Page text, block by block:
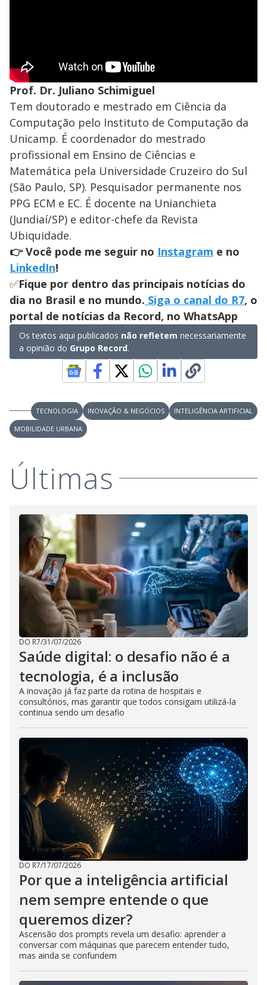
Prof. Dr. Juliano Schimiguel
Tem doutorado e mestrado em Ciência da
Computação pelo Instituto de Computação da
Unicamp. É coordenador do mestrado
profissional em Ensino de Ciências e
Matemática pela Universidade Cruzeiro do Sul
(São Paulo, SP). Pesquisador permanente nos
PPG ECM e EC. É docente na Unianchieta
(Jundiaí/SP) e editor-chefe da Revista
Ubiquidade.
👉 Você pode me seguir no Instagram e no
LinkedIn!
✅Fique por dentro das principais notícias do
dia no Brasil e no mundo. Siga o canal do R7, o
portal de notícias da Record, no WhatsApp
Os textos aqui publicados não refletem necessariamente
a opinião do Grupo Record.
TECNOLOGIA INOVAÇÃO & NEGÓCIOS
INTELIGÊNCIA ARTIFICIAL
MOBILIDADE URBANA
Últimas
DO R7/31/07/2026
Saúde digital: o desafio não é a
tecnologia, é a inclusão
A inovação já faz parte da rotina de hospitais e
consultórios, mas garantir que todos consigam utilizá-la
continua sendo um desafio
DO R7/17/07/2026
Por que a inteligência artificial
nem sempre entende o que
queremos dizer?
Ascensão dos prompts revela um desafio: aprender a
conversar com máquinas que parecem entender tudo,
mas ainda se confundem